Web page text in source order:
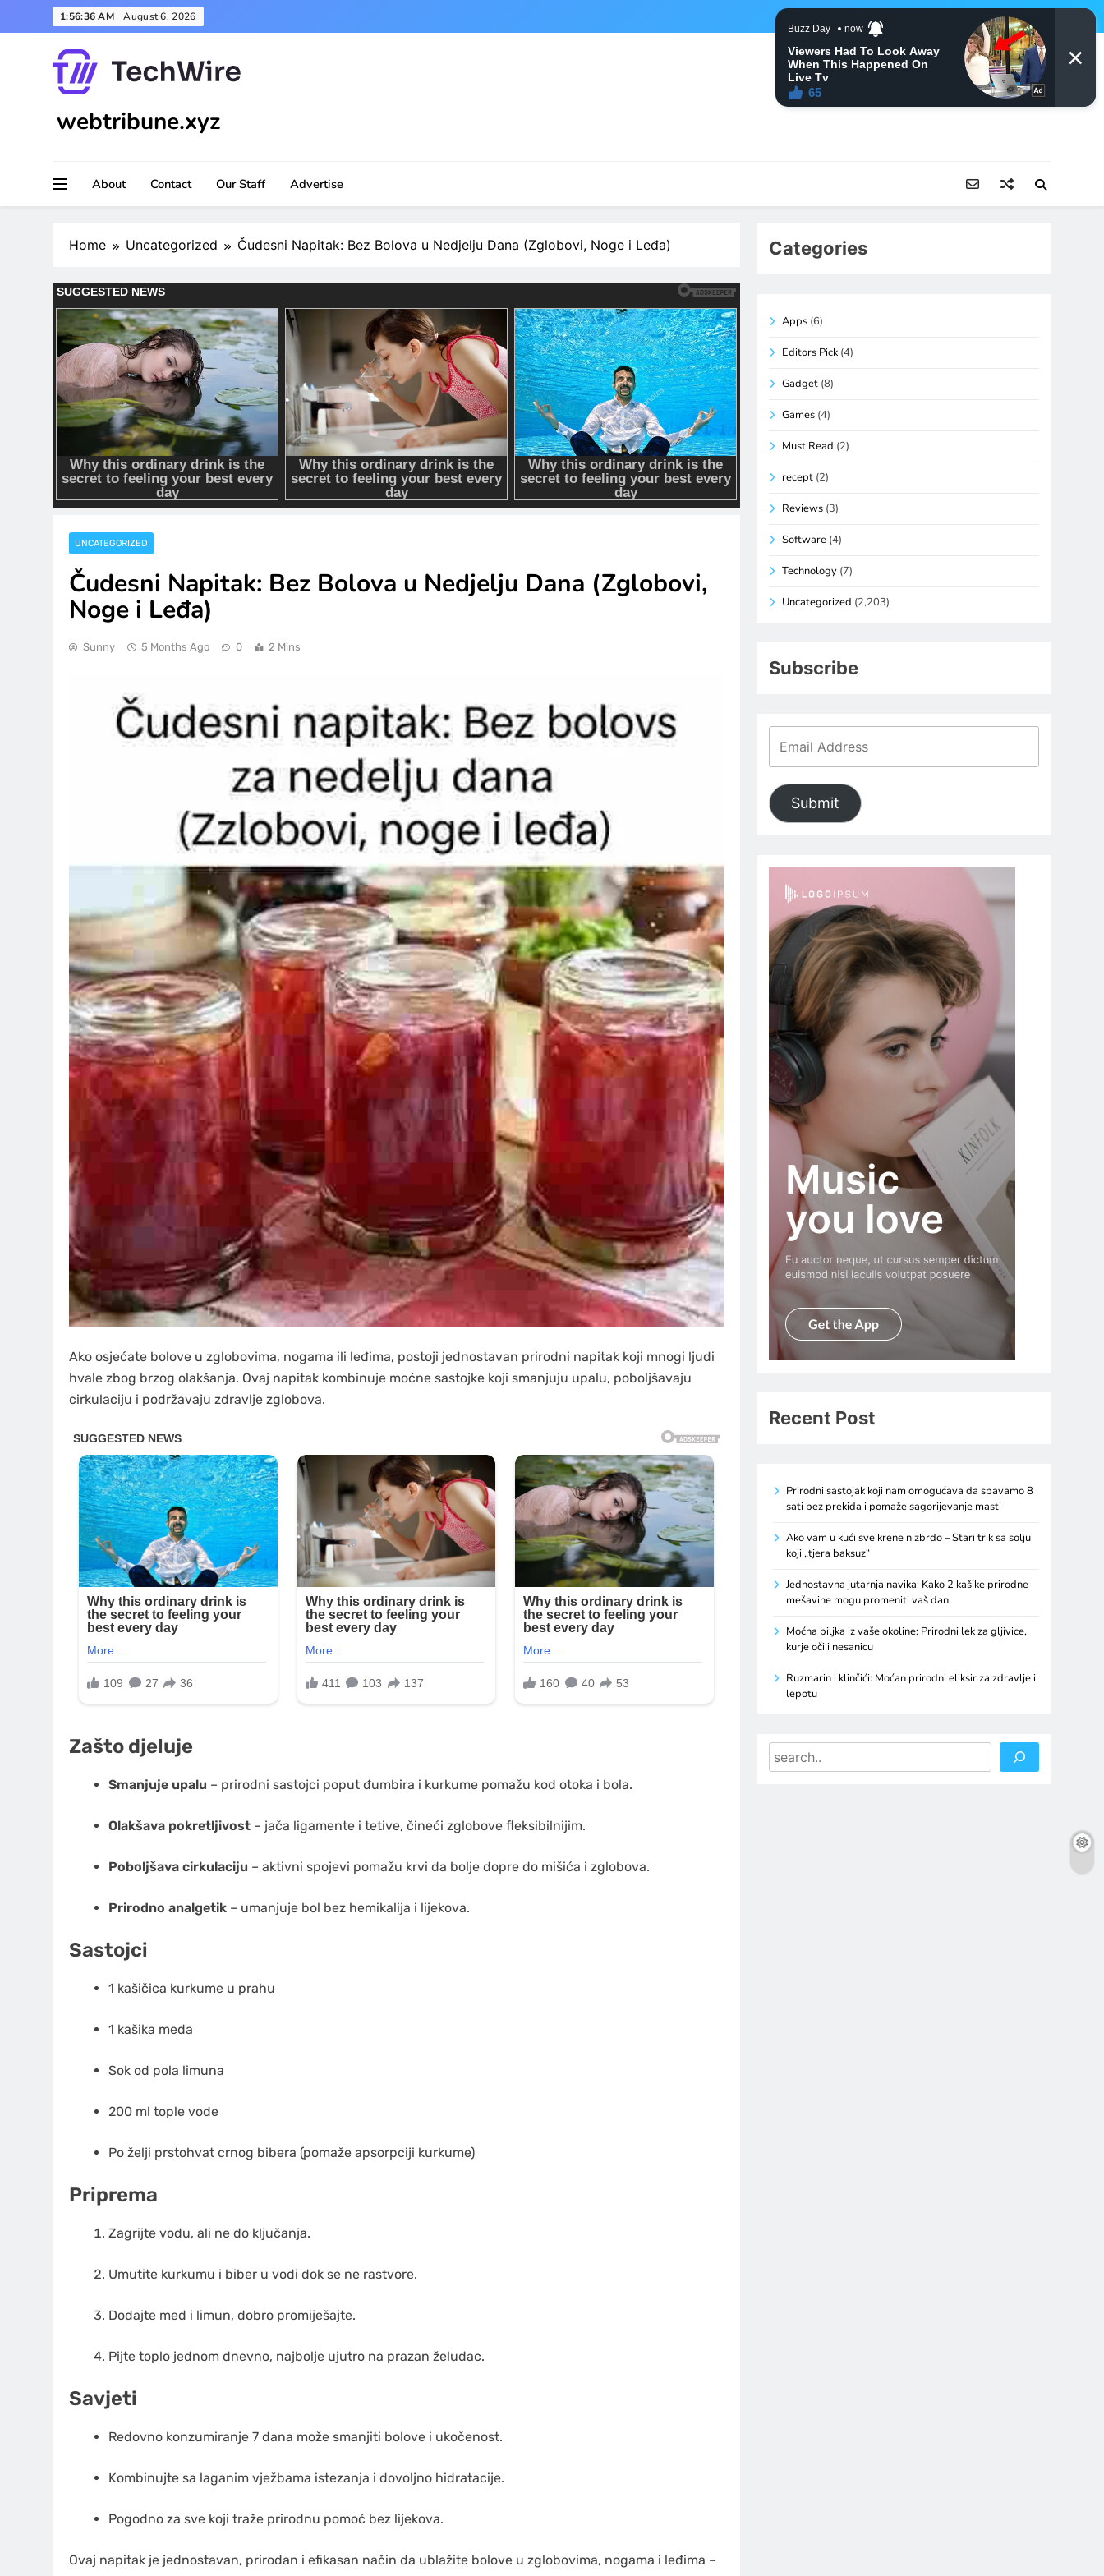
to
1:56:38 AM August 6, 2026
webtribune.xyz
About Contact Our Staff Advertise
Home Uncategorized Čudesni Napitak: Bez Bolova u Nedjelju Dana (Zglobovi, Noge i Leđa)
UNCATEGORIZED
Čudesni Napitak: Bez Bolova u Nedjelju Dana (Zglobovi,
Noge i Leđa)
Sunny 5 Months Ago 0 2 Mins
Ako osjećate bolove u zglobovima, nogama ili leđima, postoji jednostavan prirodni napitak koji mnogi ljudi
hvale zbog brzog olakšanja. Ovaj napitak kombinuje moćne sastojke koji smanjuju upalu, poboljšavaju
cirkulaciju i podržavaju zdravlje zglobova.
Zašto djeluje
Smanjuje upalu – prirodni sastojci poput đumbira i kurkume pomažu kod otoka i bola.
Olakšava pokretljivost – jača ligamente i tetive, čineći zglobove fleksibilnijim.
Poboljšava cirkulaciju – aktivni spojevi pomažu krvi da bolje dopre do mišića i zglobova.
Prirodno analgetik – umanjuje bol bez hemikalija i lijekova.
Sastojci
1 kašičica kurkume u prahu
1 kašika meda
Sok od pola limuna
200 ml tople vode
Po želji prstohvat crnog bibera (pomaže apsorpciji kurkume)
Priprema
Zagrijte vodu, ali ne do ključanja.
Umutite kurkumu i biber u vodi dok se ne rastvore.
Dodajte med i limun, dobro promiješajte.
Pijte toplo jednom dnevno, najbolje ujutro na prazan želudac.
Savjeti
Redovno konzumiranje 7 dana može smanjiti bolove i ukočenost.
Kombinujte sa laganim vježbama istezanja i dovoljno hidratacije.
Pogodno za sve koji traže prirodnu pomoć bez lijekova.
Ovaj napitak je jednostavan, prirodan i efikasan način da ublažite bolove u zglobovima, nogama i leđima –
Categories
Apps (6)
Editors Pick (4)
Gadget (8)
Games (4)
Must Read (2)
recept (2)
Reviews (3)
Software (4)
Technology (7)
Uncategorized (2,203)
Subscribe
Submit
Recent Post
Prirodni sastojak koji nam omogućava da spavamo 8
sati bez prekida i pomaže sagorijevanje masti
Ako vam u kući sve krene nizbrdo – Stari trik sa solju
koji „tjera baksuz“
Jednostavna jutarnja navika: Kako 2 kašike prirodne
mešavine mogu promeniti vaš dan
Moćna biljka iz vaše okoline: Prirodni lek za gljivice,
kurje oči i nesanicu
Ruzmarin i klinčići: Moćan prirodni eliksir za zdravlje i
lepotu
Search